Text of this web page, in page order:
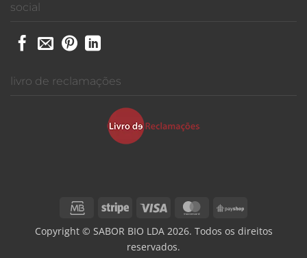
social
livro de reclamações
Credit
Stripe Visa MasterCardPayShop
Copyright © SABOR BIO LDA 2026. Todos os direitos
reservados.